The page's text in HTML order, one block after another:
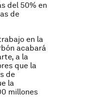
del 50% en
de
en la
acabará
a la
que la
de
la
millones